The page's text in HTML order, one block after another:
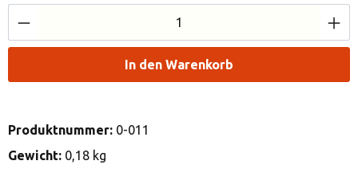
Produkt Anzahl: Gib den gewünschten
In den Warenkorb
Produktnummer: 0-011
Gewicht: 0,18 kg